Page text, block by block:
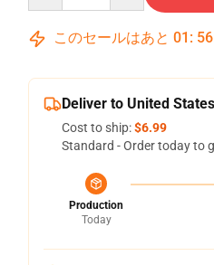
このセールはあと 01 : 56
Deliver to United States
Cost to ship:$6.99
Standard - Order today to
Production
Today